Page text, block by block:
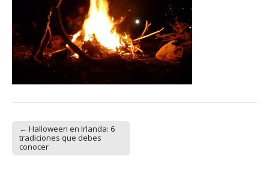
Post navigation
← Halloween en Irlanda: 6
tradiciones que debes
conocer